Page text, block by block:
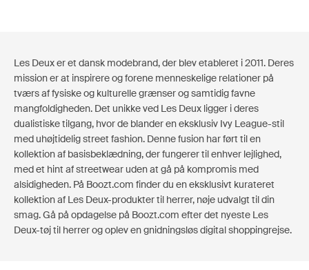
Les Deux er et dansk modebrand, der blev etableret i 2011. Deres
mission er at inspirere og forene menneskelige relationer på
tværs af fysiske og kulturelle grænser og samtidig favne
mangfoldigheden. Det unikke ved Les Deux ligger i deres
dualistiske tilgang, hvor de blander en eksklusiv Ivy League-stil
med uhøjtidelig street fashion. Denne fusion har ført til en
kollektion af basisbeklædning, der fungerer til enhver lejlighed,
med et hint af streetwear uden at gå på kompromis med
alsidigheden. På Boozt.com finder du en eksklusivt kurateret
kollektion af Les Deux-produkter til herrer, nøje udvalgt til din
smag. Gå på opdagelse på Boozt.com efter det nyeste Les
Deux-tøj til herrer og oplev en gnidningsløs digital shoppingrejse.